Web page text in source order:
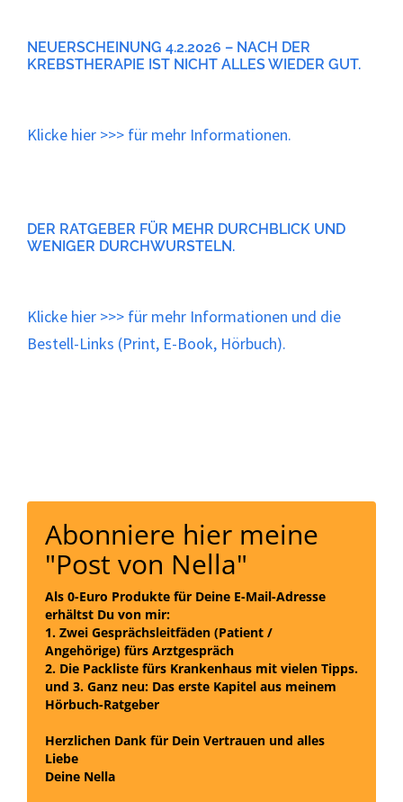
NEUERSCHEINUNG 4.2.2026 – NACH DER
KREBSTHERAPIE IST NICHT ALLES WIEDER GUT.
Klicke hier >>> für mehr Informationen.
DER RATGEBER FÜR MEHR DURCHBLICK UND
WENIGER DURCHWURSTELN.
Klicke hier >>> für mehr Informationen und die
Bestell-Links (Print, E-Book, Hörbuch).
Abonniere hier meine
"Post von Nella"
Als 0-Euro Produkte für Deine E-Mail-Adresse
erhältst Du von mir:
1. Zwei Gesprächsleitfäden (Patient /
Angehörige) fürs Arztgespräch
2. Die Packliste fürs Krankenhaus mit vielen Tipps.
und 3. Ganz neu: Das erste Kapitel aus meinem
Hörbuch-Ratgeber
Herzlichen Dank für Dein Vertrauen und alles
Liebe
Deine Nella